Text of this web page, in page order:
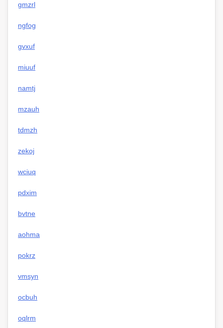
gmzrl
ngfog
gvxuf
miuuf
namtj
mzauh
tdmzh
zekoj
wciuq
pdxim
bvtne
aohma
pokrz
vmsyn
ocbuh
oqlrm